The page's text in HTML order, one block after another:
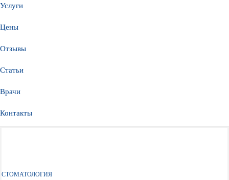
Услуги
Цены
Отзывы
Статьи
Врачи
Контакты
СТОМАТОЛОГИЯ